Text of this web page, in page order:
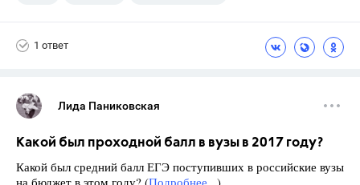
1 ответ
Лида Паниковская
Какой был проходной балл в вузы в 2017 году?
Какой был средний балл ЕГЭ поступивших в российские вузы
на бюджет в этом году? (Подробнее...)